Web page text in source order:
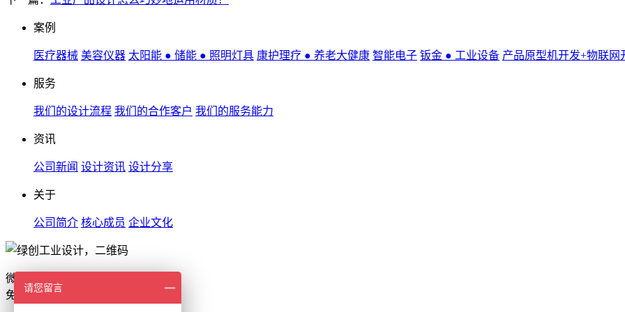
案例
医疗器械 美容仪器 太阳能 ● 储能 ● 照明灯具 康护理疗 ● 养老大健康 智能电子 钣金 ● 工业设备 产品原型机开发+物联网
服务
我们的设计流程 我们的合作客户 我们的服务能力
资讯
公司新闻 设计资讯 设计分享
关于
公司简介 核心成员 企业文化
微信扫一扫
免费获取设计报价
请您留言